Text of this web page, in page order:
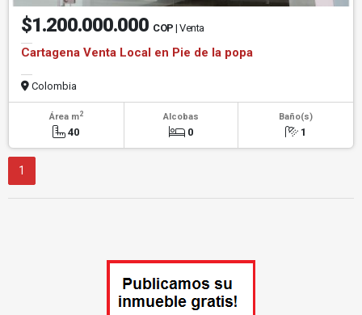
$1.200.000.000 COP | Venta
Cartagena Venta Local en Pie de la popa
Colombia
Área m2
40
Alcobas
0
Baño(s)
1
1